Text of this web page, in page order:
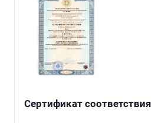
Сертификат соответствия